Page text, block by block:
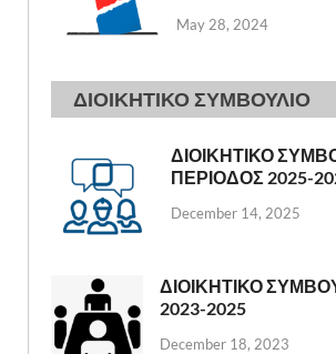
May 28, 2024
ΔΙΟΙΚΗΤΙΚΟ ΣΥΜΒΟΥΛΙΟ
ΔΙΟΙΚΗΤΙΚΟ
ΠΕΡΙΟΔΟΣ 2025-
December 14, 2025
ΔΙΟΙΚΗΤΙΚΟ
2023-2025
December 18, 2023